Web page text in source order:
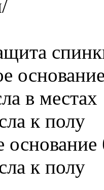
к полу